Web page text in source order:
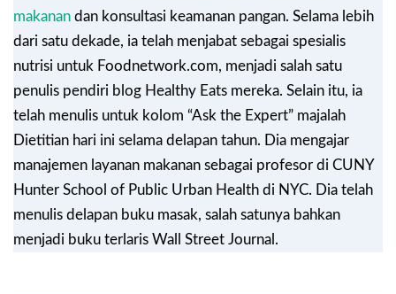
makanan dan konsultasi keamanan pangan. Selama lebih
dari satu dekade, ia telah menjabat sebagai spesialis
nutrisi untuk Foodnetwork.com, menjadi salah satu
penulis pendiri blog Healthy Eats mereka. Selain itu, ia
telah menulis untuk kolom “Ask the Expert” majalah
Dietitian hari ini selama delapan tahun. Dia mengajar
manajemen layanan makanan sebagai profesor di CUNY
Hunter School of Public Urban Health di NYC. Dia telah
menulis delapan buku masak, salah satunya bahkan
menjadi buku terlaris Wall Street Journal.